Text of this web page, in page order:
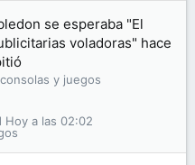
se esperaba "El
voladoras" hace
y juegos
Hoy a las 02:02